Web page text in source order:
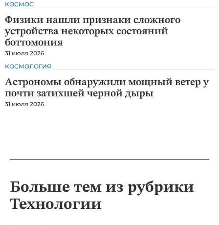
КОСМОС
Физики нашли признаки сложного
устройства некоторых состояний
боттомония
31 июля 2026
КОСМОЛОГИЯ
Астрономы обнаружили мощный ветер у
почти затихшей черной дыры
31 июля 2026
Больше тем из рубрики
Технологии